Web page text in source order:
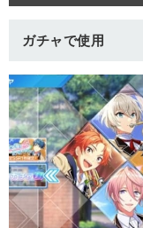
ガチャで使用